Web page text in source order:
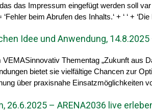
das das Impressum eingefügt werden soll
beim Abrufen des Inhalts.‘ + ‘ ‘ +
Idee und Anwendung,
Thementag „Zukunft aus
bietet sie vielfältige Chancen zur
über praxisnahe Einsatzmöglichkeiten
26.6.2025 – ARENA2036 live